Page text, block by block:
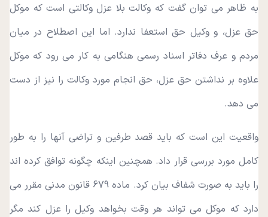
به ظاهر می توان گفت که وکالت بلا عزل وکالتی است که موکل
حق عزل، و وکیل حق استعفا ندارد. اما این اصطلاح در میان
مردم و عرف دفاتر اسناد رسمی هنگامی به کار می‌ رود که موکل
علاوه بر نداشتن حق عزل، حق انجام مورد وکالت را نیز از دست
می‌ دهد.
واقعیت این است که باید قصد طرفین و تراضی آنها را به طور
کامل مورد بررسی قرار داد. همچنین اینکه چگونه توافق کرده‌ اند
را باید به صورت شفاف بیان کرد. ماده 679 قانون مدنی مقرر می‌
دارد که موکل می‌ تواند هر وقت بخواهد وکیل را عزل کند مگر